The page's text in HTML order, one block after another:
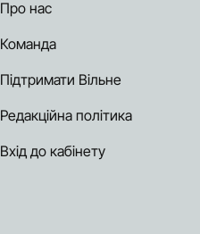
Про нас
Команда
Підтримати Вільне
Редакційна політика
Вхід до кабінету